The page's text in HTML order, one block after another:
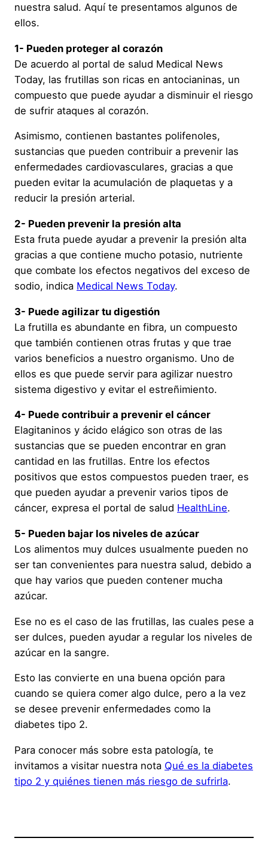
nuestra salud. Aquí te presentamos algunos de
ellos.
1- Pueden proteger al corazón
De acuerdo al portal de salud Medical News
Today, las frutillas son ricas en antocianinas, un
compuesto que puede ayudar a disminuir el riesgo
de sufrir ataques al corazón.
Asimismo, contienen bastantes polifenoles,
sustancias que pueden contribuir a prevenir las
enfermedades cardiovasculares, gracias a que
pueden evitar la acumulación de plaquetas y a
reducir la presión arterial.
2- Pueden prevenir la presión alta
Esta fruta puede ayudar a prevenir la presión alta
gracias a que contiene mucho potasio, nutriente
que combate los efectos negativos del exceso de
sodio, indica Medical News Today.
3- Puede agilizar tu digestión
La frutilla es abundante en fibra, un compuesto
que también contienen otras frutas y que trae
varios beneficios a nuestro organismo. Uno de
ellos es que puede servir para agilizar nuestro
sistema digestivo y evitar el estreñimiento.
4- Puede contribuir a prevenir el cáncer
Elagitaninos y ácido elágico son otras de las
sustancias que se pueden encontrar en gran
cantidad en las frutillas. Entre los efectos
positivos que estos compuestos pueden traer, es
que pueden ayudar a prevenir varios tipos de
cáncer, expresa el portal de salud HealthLine.
5- Pueden bajar los niveles de azúcar
Los alimentos muy dulces usualmente pueden no
ser tan convenientes para nuestra salud, debido a
que hay varios que pueden contener mucha
azúcar.
Ese no es el caso de las frutillas, las cuales pese a
ser dulces, pueden ayudar a regular los niveles de
azúcar en la sangre.
Esto las convierte en una buena opción para
cuando se quiera comer algo dulce, pero a la vez
se desee prevenir enfermedades como la
diabetes tipo 2.
Para conocer más sobre esta patología, te
invitamos a visitar nuestra nota Qué es la diabetes
tipo 2 y quiénes tienen más riesgo de sufrirla.